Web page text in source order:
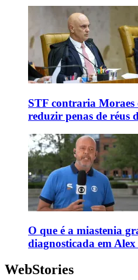
STF contraria Moraes
reduzir penas de réus
O que é a miastenia
diagnosticada em
WebStories